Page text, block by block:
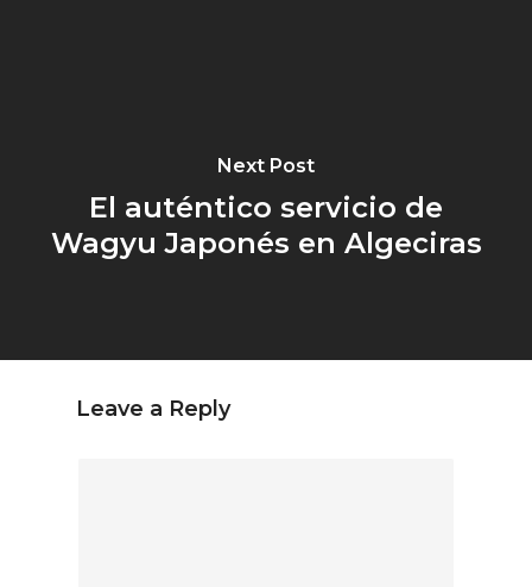
Next Post
El auténtico servicio de
Wagyu Japonés en Algeciras
Leave a Reply